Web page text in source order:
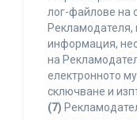
лог-файлове на
Рекламодателя,
информация,
на
електронното
сключване и
(7)